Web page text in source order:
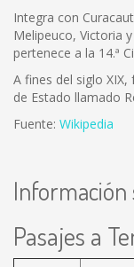
Integra con
Melipeuco, Victoria
pertenece a la 14.ª
A fines del siglo
de Estado llamado
Fuente: Wikipedia
Información
Pasajes a